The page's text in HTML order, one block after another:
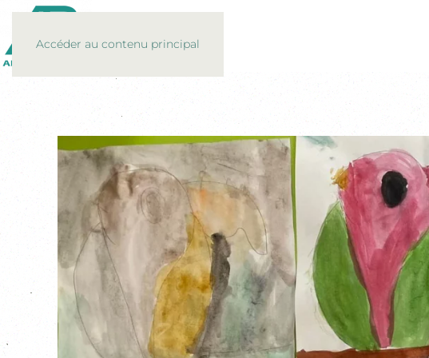
Accéder au contenu principal